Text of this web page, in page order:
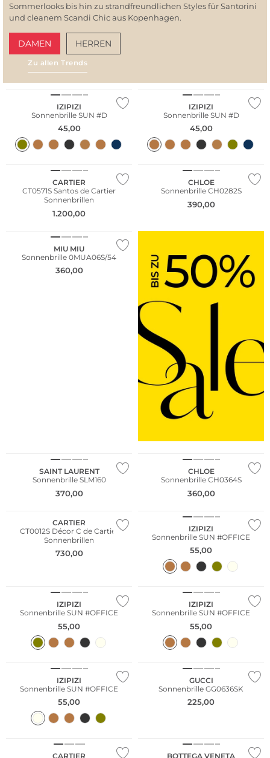
Sommerlooks bis hin zu strandfreundlichen Styles für Santorini
und cleanem Scandi Chic aus Kopenhagen.
DAMEN HERREN
Zu allen Trends
IZIPIZI
Sonnenbrille SUN #D
45,00
IZIPIZI
Sonnenbrille SUN #D
45,00
CARTIER
CT0571S Santos de Cartier
Sonnenbrillen
1.200,00
Nachhaltig
CHLOE
Sonnenbrille CH0282S
390,00
MIU MIU
Sonnenbrille 0MUA06S/54
360,00
SAINT LAURENT
Sonnenbrille SLM160
370,00
Nachhaltig
CHLOE
Sonnenbrille CH0364S
360,00
CARTIER
CT0012S Décor C de Cartier
Sonnenbrillen
730,00
IZIPIZI
Sonnenbrille SUN #OFFICE
55,00
IZIPIZI
Sonnenbrille SUN #OFFICE
55,00
Nachhaltig
IZIPIZI
Sonnenbrille SUN #OFFICE
55,00
Nachhaltig
IZIPIZI
Sonnenbrille SUN #OFFICE
55,00
GUCCI
Sonnenbrille GG0636SK
225,00
CARTIER BOTTEGA VENETA